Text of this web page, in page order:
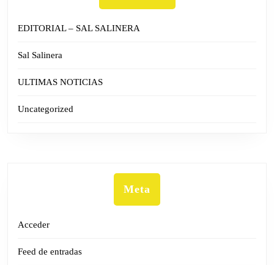
EDITORIAL – SAL SALINERA
Sal Salinera
ULTIMAS NOTICIAS
Uncategorized
Meta
Acceder
Feed de entradas